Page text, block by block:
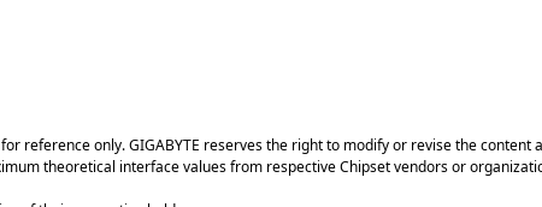
reference only. GIGABYTE reserves the right to modify or revise the content
theoretical interface values from respective Chipset vendors or